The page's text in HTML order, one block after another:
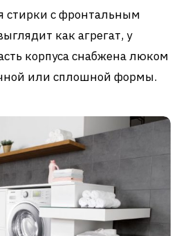
стирки с фронтальным
как агрегат, у
корпуса снабжена люком
или сплошной формы.